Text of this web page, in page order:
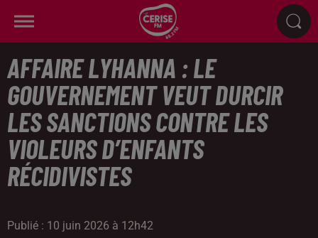
AFFAIRE LYHANNA : LE
GOUVERNEMENT VEUT DURCIR
LES SANCTIONS CONTRE LES
VIOLEURS D’ENFANTS
RÉCIDIVISTES
Publié : 10 juin 2026 à 12h42